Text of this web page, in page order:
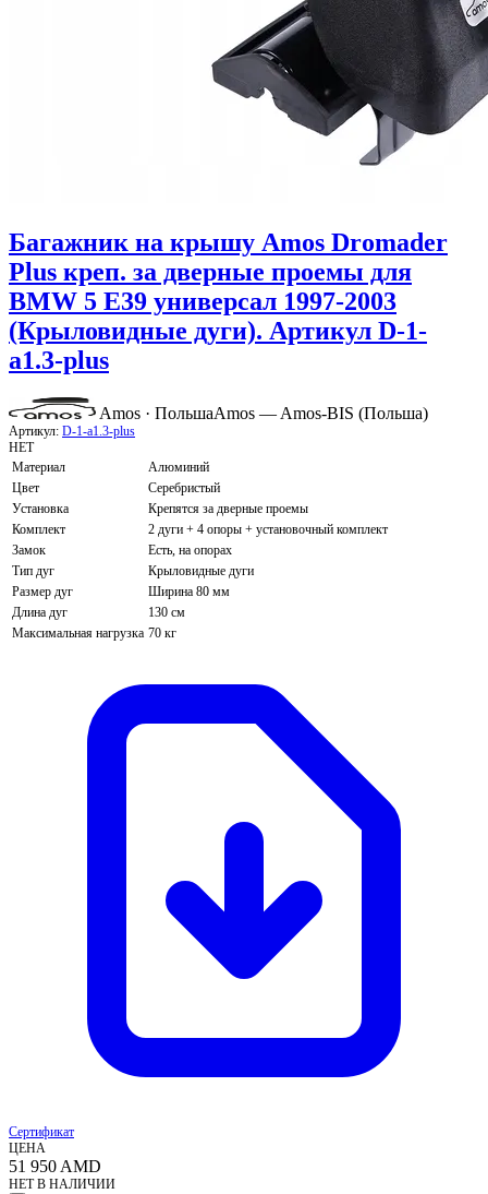
Багажник на крышу Amos Dromader
Plus креп. за дверные проемы для
BMW 5 E39 универсал 1997-2003
(Крыловидные дуги). Артикул D-1-
a1.3-plus
Amos · ПольшаAmos — Amos-BIS (Польша)
Артикул: D-1-a1.3-plus
НЕТ
Материал
Алюминий
Цвет
Серебристый
Установка
Крепятся за дверные проемы
Комплект
2 дуги + 4 опоры + установочный комплект
Замок
Есть, на опорах
Тип дуг
Крыловидные дуги
Размер дуг
Ширина 80 мм
Длина дуг
130 см
Максимальная нагрузка 70 кг
Сертификат
ЦЕНА
51 950 AMD
НЕТ В НАЛИЧИИ